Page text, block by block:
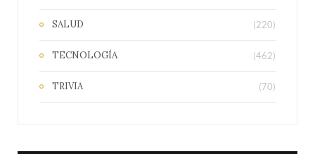
SALUD (220)
TECNOLOGÍA (462)
TRIVIA (70)